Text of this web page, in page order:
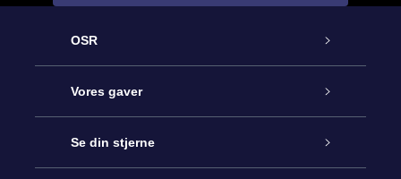
OSR
Kundeservice
Kontakt os
Vores gaver
Online Stjernegave
Se din stjerne